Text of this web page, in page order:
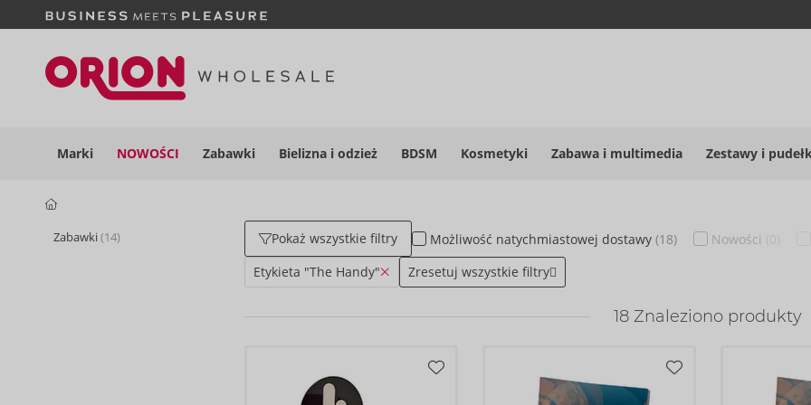
Marki NOWOŚCI Zabawki Bielizna i odzież BDSM Kosmetyki Zabawa i multimedia Zestawy i
Zabawki(14) Pokaż wszystkie filtry Możliwość natychmiastowej dostawy (18) Nowości (0)
Etykieta "The Handy"
Zresetuj wszystkie filtry
18 Znaleziono produkty